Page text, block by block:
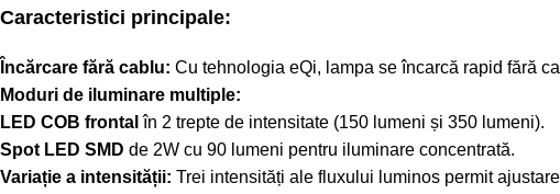
Caracteristici principale:
Încărcare fără cablu: Cu tehnologia eQi, lampa se încarcă rapid fără
Moduri de iluminare multiple:
LED COB frontal în 2 trepte de intensitate (150 lumeni și 350 lumeni).
Spot LED SMD de 2W cu 90 lumeni pentru iluminare concentrată.
Variație a intensității: Trei intensități ale fluxului luminos permit